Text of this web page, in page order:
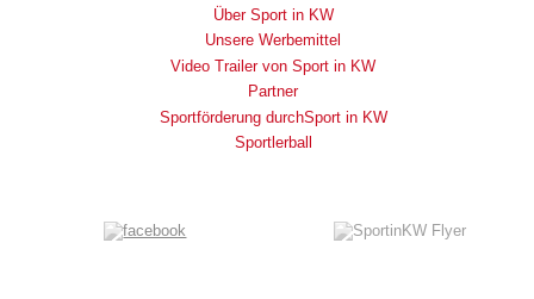
Über Sport in KW
Unsere Werbemittel
Video Trailer von Sport in KW
Partner
Sportförderung durchSport in KW
Sportlerball